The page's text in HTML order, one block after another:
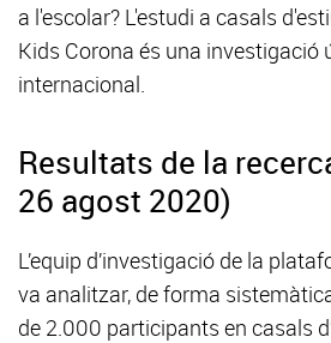
a l'escolar? L'estudi a casals
Kids Corona és una investigació
internacional.
Resultats de la
26 agost 2020)
L’equip d’investigació de la
va analitzar, de forma
de 2.000 participants en casals